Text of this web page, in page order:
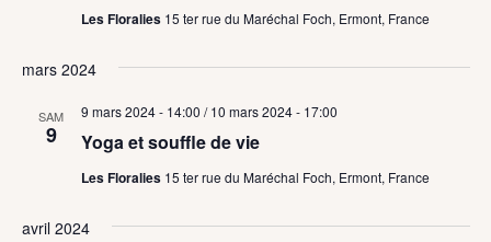
Les Floralies 15 ter rue du Maréchal Foch, Ermont, France
mars 2024
SAM
9 Yoga et souffle de vie
9 mars 2024 - 14:00 /10 mars 2024 - 17:00
Les Floralies 15 ter rue du Maréchal Foch, Ermont, France
avril 2024